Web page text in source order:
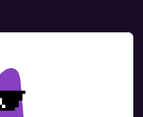
velünk